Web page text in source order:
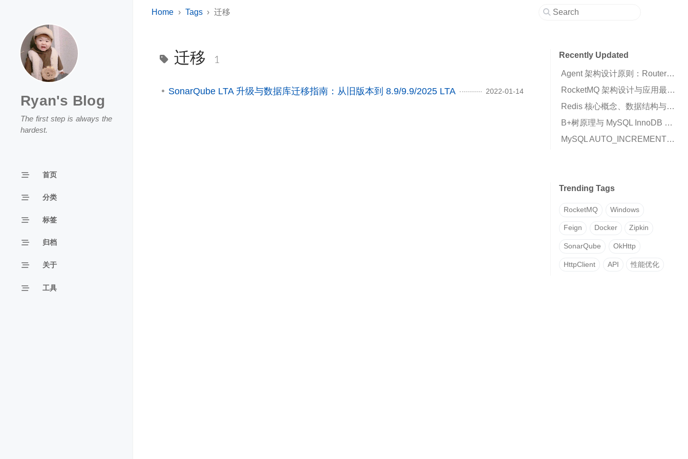
Ryan's Blog
The first step is always the
hardest.
首页
分类
标签
归档
关于
工具
Home Tags 迁移
迁移 1
SonarQube LTA 升级与数据库迁移指南：从旧版本到 8.9/9.9/2025 LTA 2022-01-14
Recently Updated
Agent 架构设计原则：Router、Runtime 与 Business Script 的职责划分
RocketMQ 架构设计与应用最佳实践：高可用消息队列核心解析
Redis 核心概念、数据结构与高可用架构详解
B+树原理与 MySQL InnoDB 索引机制解析
MySQL AUTO_INCREMENT 插入 0 变成自增值的原因与解决方案
Trending Tags
RocketMQ Windows
Feign Docker Zipkin
SonarQube OkHttp
HttpClient API 性能优化